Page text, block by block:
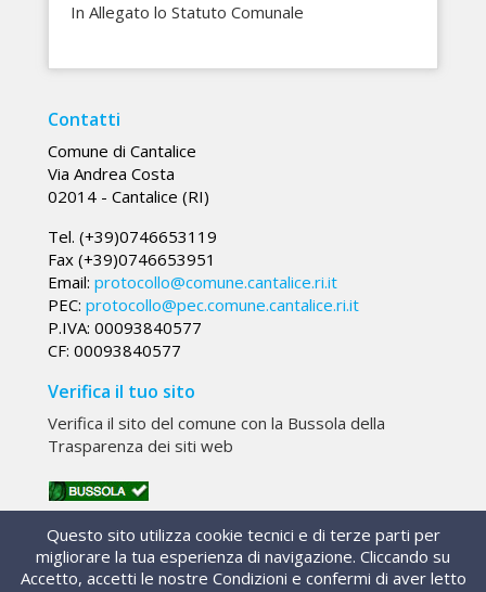
In Allegato lo Statuto Comunale
Contatti
Comune di Cantalice
Via Andrea Costa
02014 - Cantalice (RI)
Tel. (+39)0746653119
Fax (+39)0746653951
Email: protocollo@comune.cantalice.ri.it
PEC: protocollo@pec.comune.cantalice.ri.it
P.IVA: 00093840577
CF: 00093840577
Verifica il tuo sito
Verifica il sito del comune con la Bussola della
Trasparenza dei siti web
Visite:133393
Questo sito utilizza cookie tecnici e di terze parti per
migliorare la tua esperienza di navigazione. Cliccando su
Accetto, accetti le nostre Condizioni e confermi di aver letto